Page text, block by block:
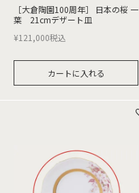
［大倉陶園100周年］ 日本の桜 一
葉 21cmデザート皿
¥121,000税込
カートに入れる